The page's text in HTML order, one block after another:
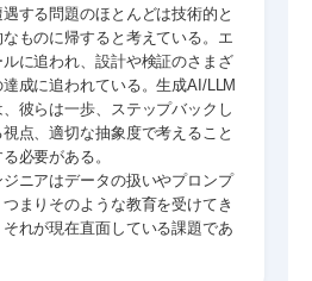
する問題のほとんどは技術的と
ものに帰すると考えている。エ
に追われ、設計や検証のさまざ
成に追われている。生成AI/LLM
彼らは一歩、ステップバックし
点、適切な抽象度で考えること
必要がある。
ニアはデータの扱いやプロンプ
まりそのような教育を受けてき
れが現在直面している課題であ